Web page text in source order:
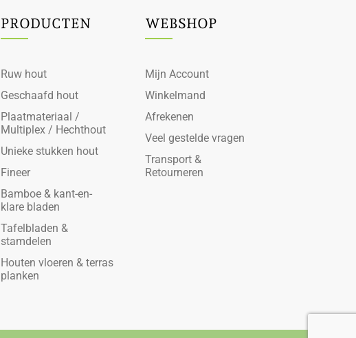
PRODUCTEN
Ruw hout
Geschaafd hout
Plaatmateriaal /
Multiplex / Hechthout
Unieke stukken hout
Fineer
Bamboe & kant-en-
klare bladen
Tafelbladen &
stamdelen
Houten vloeren & terras
planken
WEBSHOP
Mijn Account
Winkelmand
Afrekenen
Veel gestelde vragen
Transport &
Retourneren